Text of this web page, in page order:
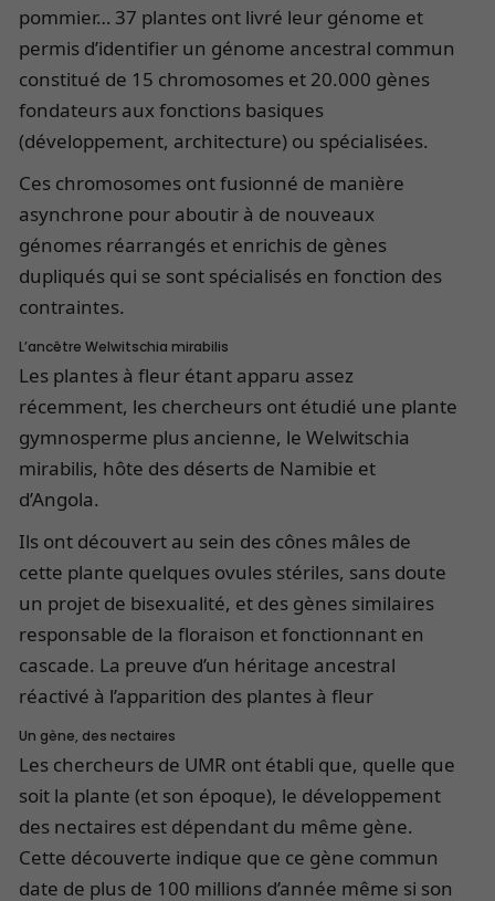
pommier… 37 plantes ont livré leur génome et
permis d’identifier un génome ancestral commun
constitué de 15 chromosomes et 20.000 gènes
fondateurs aux fonctions basiques
(développement, architecture) ou spécialisées.
Ces chromosomes ont fusionné de manière
asynchrone pour aboutir à de nouveaux
génomes réarrangés et enrichis de gènes
dupliqués qui se sont spécialisés en fonction des
contraintes.
L’ancêtre Welwitschia mirabilis
Les plantes à fleur étant apparu assez
récemment, les chercheurs ont étudié une plante
gymnosperme plus ancienne, le Welwitschia
mirabilis, hôte des déserts de Namibie et
d’Angola.
Ils ont découvert au sein des cônes mâles de
cette plante quelques ovules stériles, sans doute
un projet de bisexualité, et des gènes similaires
responsable de la floraison et fonctionnant en
cascade. La preuve d’un héritage ancestral
réactivé à l’apparition des plantes à fleur
Un gène, des nectaires
Les chercheurs de UMR ont établi que, quelle que
soit la plante (et son époque), le développement
des nectaires est dépendant du même gène.
Cette découverte indique que ce gène commun
date de plus de 100 millions d’année même si son